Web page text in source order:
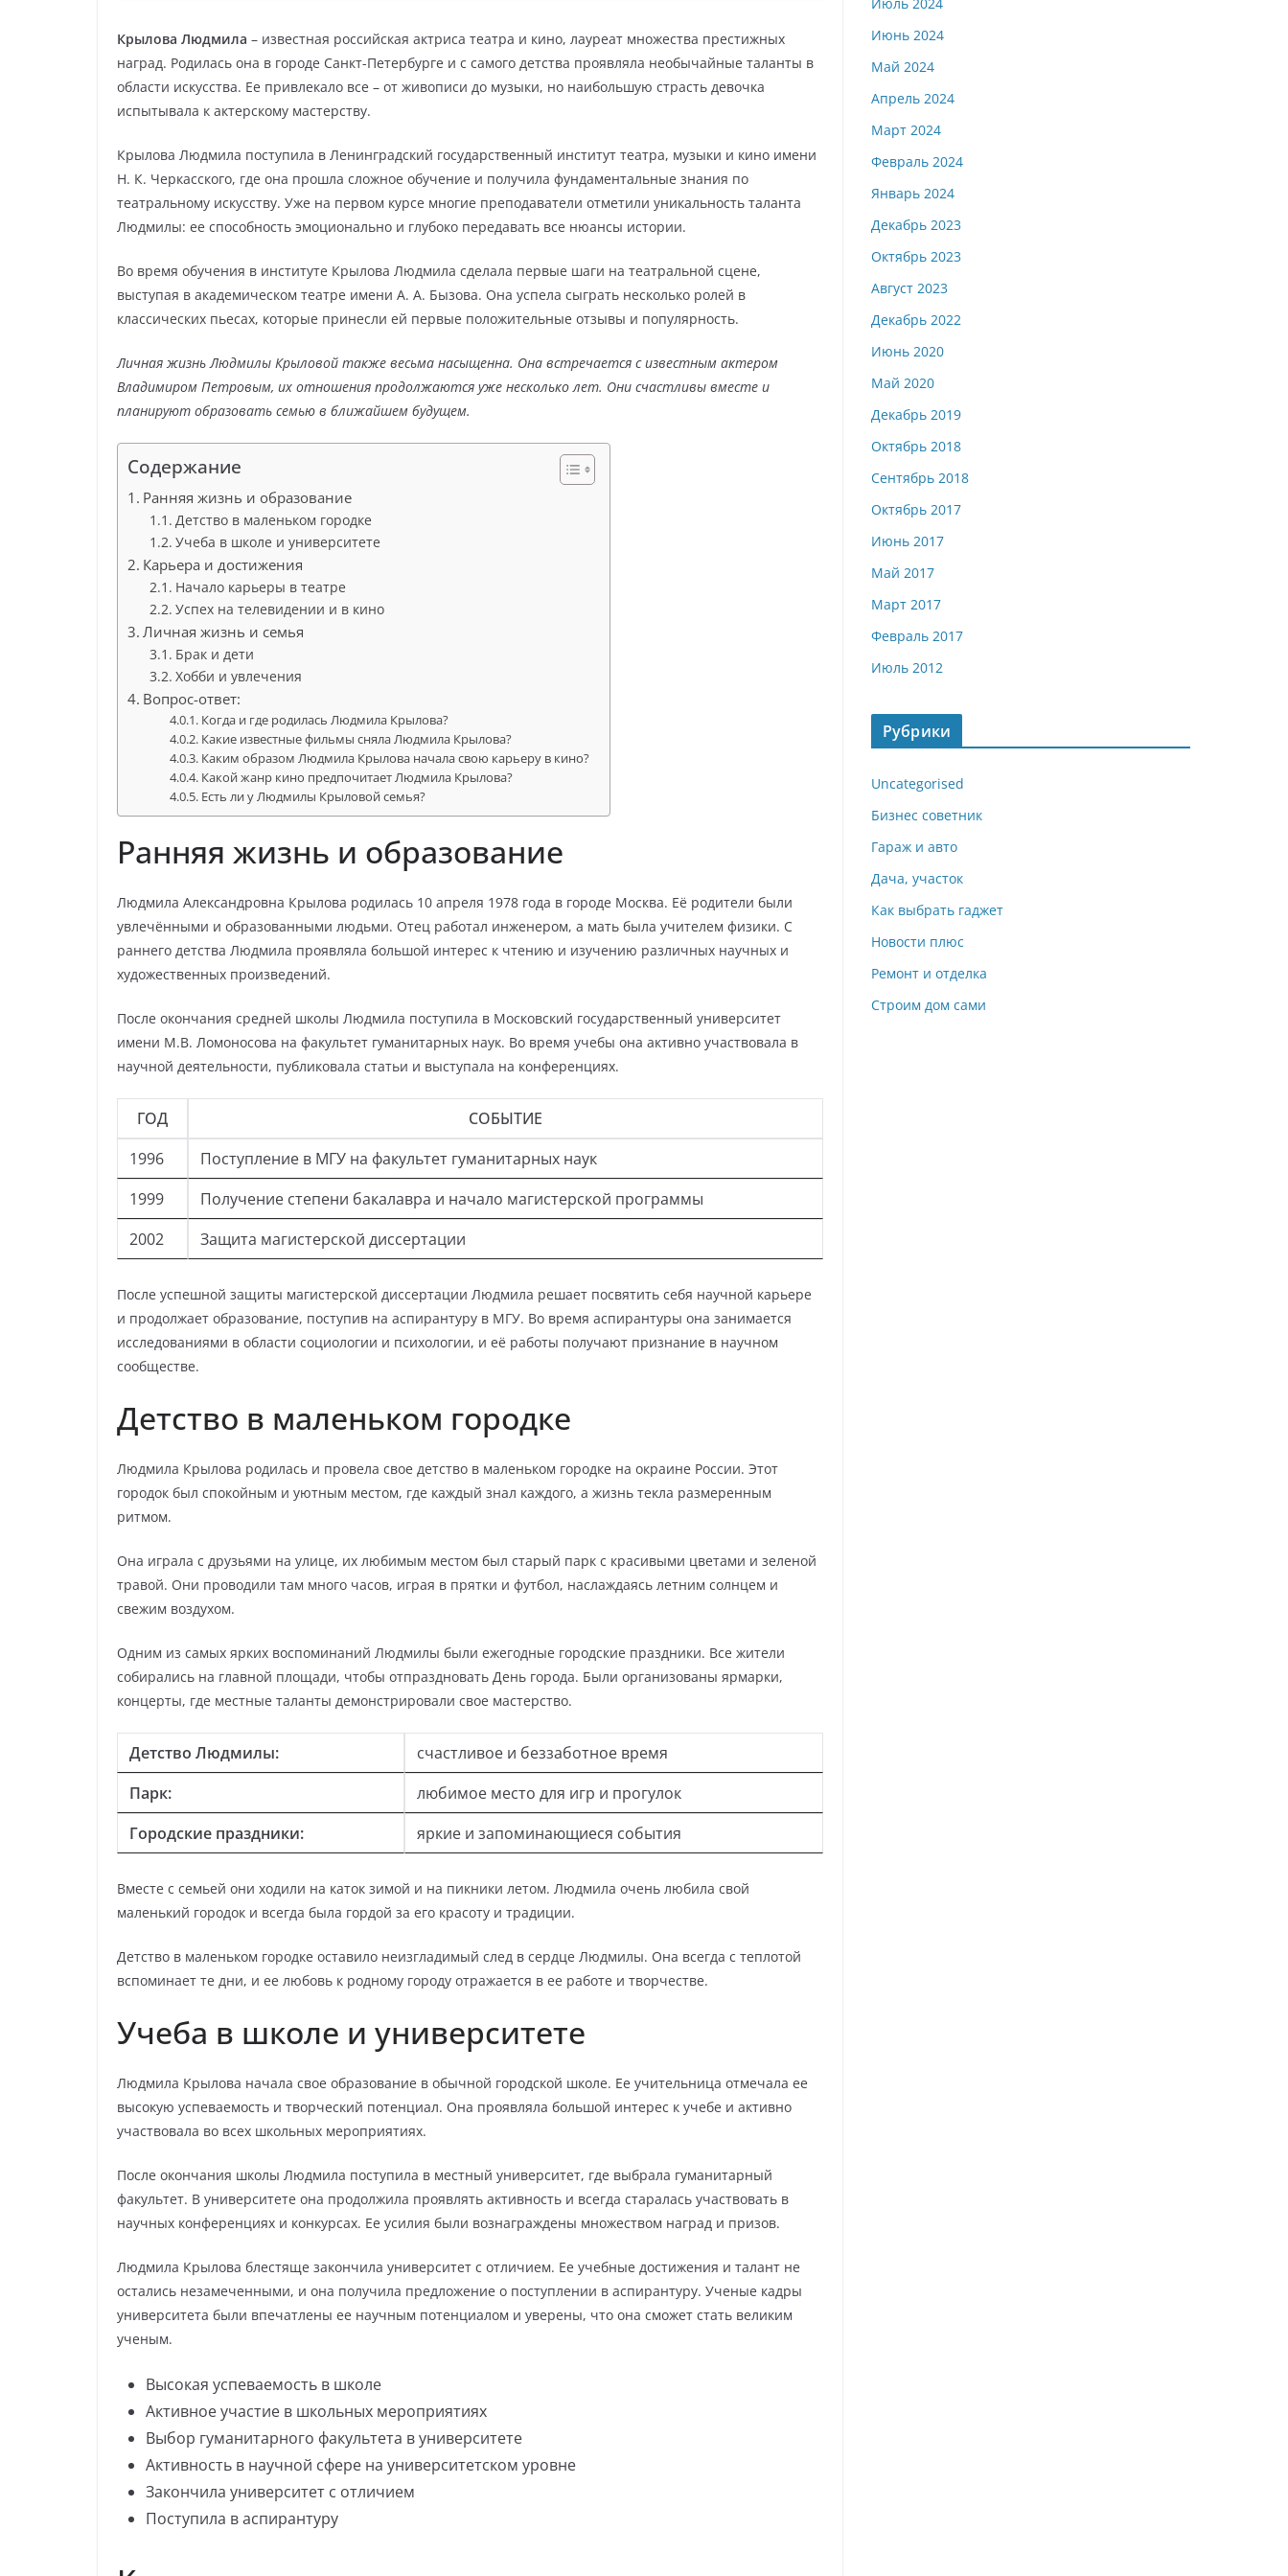
Крылова Людмила – известная российская актриса театра и кино, лауреат множества престижных
наград. Родилась она в городе Санкт-Петербурге и с самого детства проявляла необычайные таланты в
области искусства. Ее привлекало все – от живописи до музыки, но наибольшую страсть девочка
испытывала к актерскому мастерству.
Крылова Людмила поступила в Ленинградский государственный институт театра, музыки и кино имени
Н. К. Черкасского, где она прошла сложное обучение и получила фундаментальные знания по
театральному искусству. Уже на первом курсе многие преподаватели отметили уникальность таланта
Людмилы: ее способность эмоционально и глубоко передавать все нюансы истории.
Во время обучения в институте Крылова Людмила сделала первые шаги на театральной сцене,
выступая в академическом театре имени А. А. Бызова. Она успела сыграть несколько ролей в
классических пьесах, которые принесли ей первые положительные отзывы и популярность.
Личная жизнь Людмилы Крыловой также весьма насыщенна. Она встречается с известным актером
Владимиром Петровым, их отношения продолжаются уже несколько лет. Они счастливы вместе и
планируют образовать семью в ближайшем будущем.
Содержание
Ранняя жизнь и образование
Детство в маленьком городке
Учеба в школе и университете
Карьера и достижения
Начало карьеры в театре
Успех на телевидении и в кино
Личная жизнь и семья
Брак и дети
Хобби и увлечения
Вопрос-ответ:
Когда и где родилась Людмила Крылова?
Какие известные фильмы сняла Людмила Крылова?
Каким образом Людмила Крылова начала свою карьеру в кино?
Какой жанр кино предпочитает Людмила Крылова?
Есть ли у Людмилы Крыловой семья?
Ранняя жизнь и образование
Людмила Александровна Крылова родилась 10 апреля 1978 года в городе Москва. Её родители были
увлечёнными и образованными людьми. Отец работал инженером, а мать была учителем физики. С
раннего детства Людмила проявляла большой интерес к чтению и изучению различных научных и
художественных произведений.
После окончания средней школы Людмила поступила в Московский государственный университет
имени М.В. Ломоносова на факультет гуманитарных наук. Во время учебы она активно участвовала в
научной деятельности, публиковала статьи и выступала на конференциях.
ГОД
СОБЫТИЕ
1996
Поступление в МГУ на факультет гуманитарных наук
1999
Получение степени бакалавра и начало магистерской программы
2002
Защита магистерской диссертации
После успешной защиты магистерской диссертации Людмила решает посвятить себя научной карьере
и продолжает образование, поступив на аспирантуру в МГУ. Во время аспирантуры она занимается
исследованиями в области социологии и психологии, и её работы получают признание в научном
сообществе.
Детство в маленьком городке
Людмила Крылова родилась и провела свое детство в маленьком городке на окраине России. Этот
городок был спокойным и уютным местом, где каждый знал каждого, а жизнь текла размеренным
ритмом.
Она играла с друзьями на улице, их любимым местом был старый парк с красивыми цветами и зеленой
травой. Они проводили там много часов, играя в прятки и футбол, наслаждаясь летним солнцем и
свежим воздухом.
Одним из самых ярких воспоминаний Людмилы были ежегодные городские праздники. Все жители
собирались на главной площади, чтобы отпраздновать День города. Были организованы ярмарки,
концерты, где местные таланты демонстрировали свое мастерство.
Детство Людмилы:
счастливое и беззаботное время
Парк:
любимое место для игр и прогулок
Городские праздники:
яркие и запоминающиеся события
Вместе с семьей они ходили на каток зимой и на пикники летом. Людмила очень любила свой
маленький городок и всегда была гордой за его красоту и традиции.
Детство в маленьком городке оставило неизгладимый след в сердце Людмилы. Она всегда с теплотой
вспоминает те дни, и ее любовь к родному городу отражается в ее работе и творчестве.
Учеба в школе и университете
Людмила Крылова начала свое образование в обычной городской школе. Ее учительница отмечала ее
высокую успеваемость и творческий потенциал. Она проявляла большой интерес к учебе и активно
участвовала во всех школьных мероприятиях.
После окончания школы Людмила поступила в местный университет, где выбрала гуманитарный
факультет. В университете она продолжила проявлять активность и всегда старалась участвовать в
научных конференциях и конкурсах. Ее усилия были вознаграждены множеством наград и призов.
Людмила Крылова блестяще закончила университет с отличием. Ее учебные достижения и талант не
остались незамеченными, и она получила предложение о поступлении в аспирантуру. Ученые кадры
университета были впечатлены ее научным потенциалом и уверены, что она сможет стать великим
ученым.
Высокая успеваемость в школе
Активное участие в школьных мероприятиях
Выбор гуманитарного факультета в университете
Активность в научной сфере на университетском уровне
Закончила университет с отличием
Поступила в аспирантуру
Июнь 2024
Май 2024
Апрель 2024
Март 2024
Февраль 2024
Январь 2024
Декабрь 2023
Октябрь 2023
Август 2023
Декабрь 2022
Июнь 2020
Май 2020
Декабрь 2019
Октябрь 2018
Сентябрь 2018
Октябрь 2017
Июнь 2017
Май 2017
Март 2017
Февраль 2017
Июль 2012
Рубрики
Uncategorised
Бизнес советник
Гараж и авто
Дача, участок
Как выбрать гаджет
Новости плюс
Ремонт и отделка
Строим дом сами